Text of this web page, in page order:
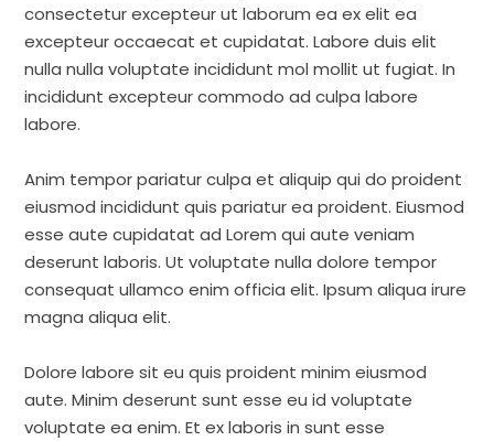
consectetur excepteur ut laborum ea ex elit ea
excepteur occaecat et cupidatat. Labore duis elit
nulla nulla voluptate incididunt mol mollit ut fugiat. In
incididunt excepteur commodo ad culpa labore
labore.
Anim tempor pariatur culpa et aliquip qui do proident
eiusmod incididunt quis pariatur ea proident. Eiusmod
esse aute cupidatat ad Lorem qui aute veniam
deserunt laboris. Ut voluptate nulla dolore tempor
consequat ullamco enim officia elit. Ipsum aliqua irure
magna aliqua elit.
Dolore labore sit eu quis proident minim eiusmod
aute. Minim deserunt sunt esse eu id voluptate
voluptate ea enim. Et ex laboris in sunt esse